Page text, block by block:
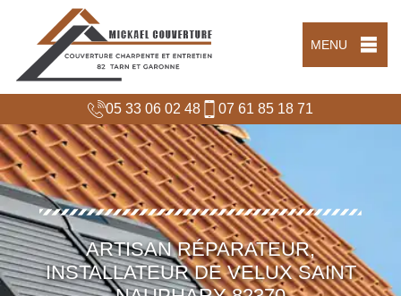
MENU
05 33 06 02 48 07 61 85 18 71
ARTISAN RÉPARATEUR,
INSTALLATEUR DE VELUX SAINT